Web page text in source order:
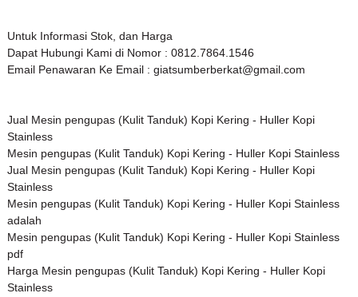
Untuk Informasi Stok, dan Harga
Dapat Hubungi Kami di Nomor : 0812.7864.1546
Email Penawaran Ke Email : giatsumberberkat@gmail.com
Jual Mesin pengupas (Kulit Tanduk) Kopi Kering - Huller Kopi
Stainless
Mesin pengupas (Kulit Tanduk) Kopi Kering - Huller Kopi Stainless
Jual Mesin pengupas (Kulit Tanduk) Kopi Kering - Huller Kopi
Stainless
Mesin pengupas (Kulit Tanduk) Kopi Kering - Huller Kopi Stainless
adalah
Mesin pengupas (Kulit Tanduk) Kopi Kering - Huller Kopi Stainless
pdf
Harga Mesin pengupas (Kulit Tanduk) Kopi Kering - Huller Kopi
Stainless